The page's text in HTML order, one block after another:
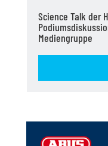
Science Talk der
Mediengruppe